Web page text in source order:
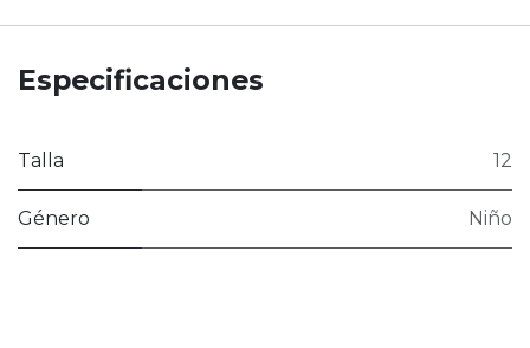
Especificaciones
Talla 12
Género Niño